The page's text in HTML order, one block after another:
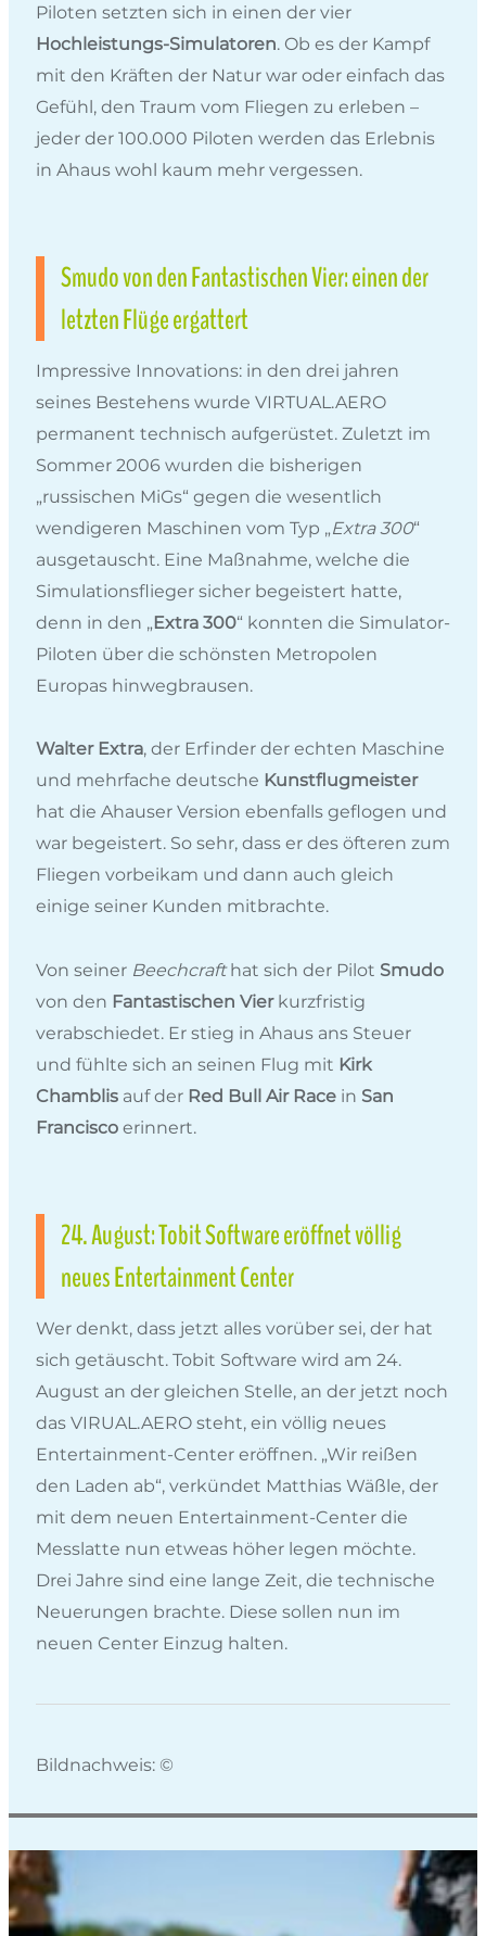
Piloten setzten sich in einen der vier
Hochleistungs-Simulatoren. Ob es der Kampf
mit den Kräften der Natur war oder einfach das
Gefühl, den Traum vom Fliegen zu erleben –
jeder der 100.000 Piloten werden das Erlebnis
in Ahaus wohl kaum mehr vergessen.
Smudo von den Fantastischen Vier: einen der
letzten Flüge ergattert
Impressive Innovations: in den drei jahren
seines Bestehens wurde VIRTUAL.AERO
permanent technisch aufgerüstet. Zuletzt im
Sommer 2006 wurden die bisherigen
„russischen MiGs“ gegen die wesentlich
wendigeren Maschinen vom Typ „Extra 300“
ausgetauscht. Eine Maßnahme, welche die
Simulationsflieger sicher begeistert hatte,
denn in den „Extra 300“ konnten die Simulator-
Piloten über die schönsten Metropolen
Europas hinwegbrausen.
Walter Extra, der Erfinder der echten Maschine
und mehrfache deutsche Kunstflugmeister
hat die Ahauser Version ebenfalls geflogen und
war begeistert. So sehr, dass er des öfteren zum
Fliegen vorbeikam und dann auch gleich
einige seiner Kunden mitbrachte.
Von seiner Beechcrafthat sich der Pilot Smudo
von den Fantastischen Vierkurzfristig
verabschiedet. Er stieg in Ahaus ans Steuer
und fühlte sich an seinen Flug mit Kirk
Chamblis auf der Red Bull Air Race in San
Francisco erinnert.
24. August: Tobit Software eröffnet völlig
neues Entertainment Center
Wer denkt, dass jetzt alles vorüber sei, der hat
sich getäuscht. Tobit Software wird am 24.
August an der gleichen Stelle, an der jetzt noch
das VIRUAL.AERO steht, ein völlig neues
Entertainment-Center eröffnen. „Wir reißen
den Laden ab“, verkündet Matthias Wäßle, der
mit dem neuen Entertainment-Center die
Messlatte nun etweas höher legen möchte.
Drei Jahre sind eine lange Zeit, die technische
Neuerungen brachte. Diese sollen nun im
neuen Center Einzug halten.
Bildnachweis: ©